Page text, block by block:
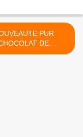
PUR
DE
(JEU